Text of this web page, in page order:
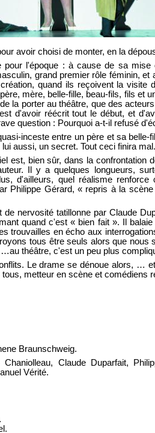
avoir choisi de monter, en la
pour l'époque : à cause de sa
grand premier rôle féminin,
quand ils reçoivent la
mère, belle-fille, beau-fils, fils et
la porter au théâtre, que des
d'avoir réécrit tout le début, et
question : Pourquoi a-t-il refusé
inceste entre un père et sa belle-
aussi, un secret. Tout ceci finira mal.
est, bien sûr, dans la confrontation
Il y a quelques longueurs,
d'ailleurs, quel réalisme
Philippe Gérard, « repris à la
nervosité tatillonne par Claude
quand c'est « bien fait ». Il
trouvailles en écho aux
tous être seuls alors que nous
théâtre, c'est un peu plus
Le drame se dénoue alors, …
metteur en scène et comédiens
Braunschweig.
Claude Duparfait,
Vérité.